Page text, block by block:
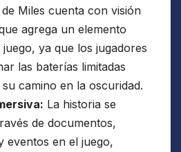
Miles cuenta con visión
agrega un elemento
ya que los jugadores
las baterías limitadas
camino en la oscuridad.
La historia se
de documentos,
eventos en el juego,